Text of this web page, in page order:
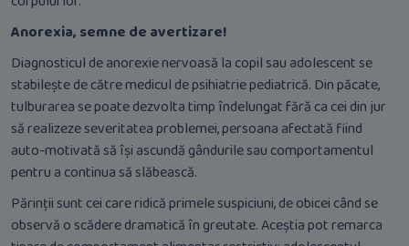
Anorexia, semne de avertizare!
Diagnosticul de anorexie nervoasă la copil sau adolescent se
stabilește de către medicul de psihiatrie pediatrică. Din păcate,
tulburarea se poate dezvolta timp îndelungat fără ca cei din jur
să realizeze severitatea problemei, persoana afectată fiind
auto-motivată să își ascundă gândurile sau comportamentul
pentru a continua să slăbească.
Părinții sunt cei care ridică primele suspiciuni, de obicei când se
observă o scădere dramatică în greutate. Aceștia pot remarca